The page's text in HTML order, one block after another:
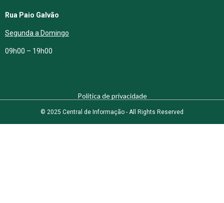
Rua Paio Galvão
Segunda a Domingo
09h00 – 19h00
Política de privacidade
© 2025 Central de Informação - All Rights Reserved